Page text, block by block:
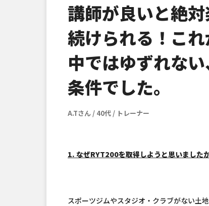
講師が良いと絶対
続けられる！こ
中ではゆずれな
条件でした。
A.Tさん / 40代 / トレーナー
1. なぜRYT200を取得しようと思いました
スポーツジムやスタジオ・クラブがない土地